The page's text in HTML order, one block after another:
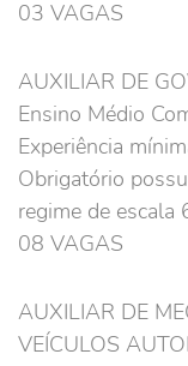
03 VAGAS
AUXILIAR DE
Ensino Médio
Experiência
Obrigatório
regime de escala
08 VAGAS
AUXILIAR DE
VEÍCULOS